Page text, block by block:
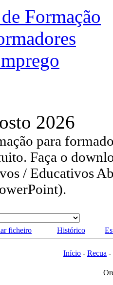
Formação
2026
para
Faça o
/ Educativos
ficheiro Histórico
Início - Recua -